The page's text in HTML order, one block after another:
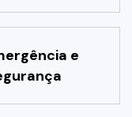
e